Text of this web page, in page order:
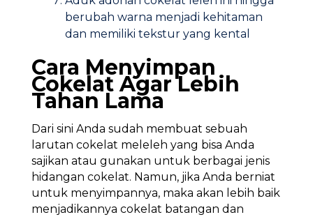
berubah warna menjadi kehitaman
dan memiliki tekstur yang kental
Cara Menyimpan
Cokelat Agar Lebih
Tahan Lama
Dari sini Anda sudah membuat sebuah
larutan cokelat meleleh yang bisa Anda
sajikan atau gunakan untuk berbagai jenis
hidangan cokelat. Namun, jika Anda berniat
untuk menyimpannya, maka akan lebih baik
menjadikannya cokelat batangan dan